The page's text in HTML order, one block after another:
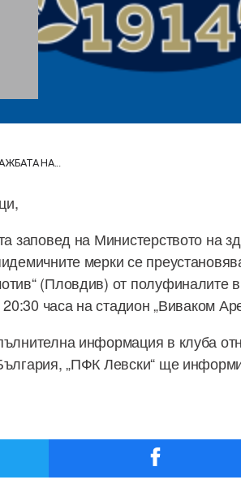
НА...
заповед на Министерството на
мерки се
(Пловдив) от полуфиналите
часа на стадион „Виваком
информация в клуба
„ПФК Левски“ ще